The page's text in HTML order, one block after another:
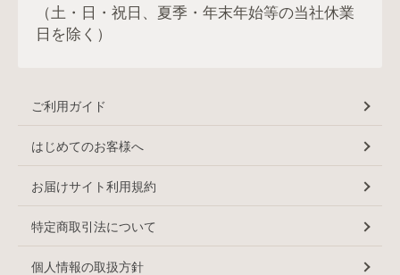
（土・日・祝日、夏季・年末年始等の当社休業
日を除く）
ご利用ガイド
はじめてのお客様へ
お届けサイト利用規約
特定商取引法について
個人情報の取扱方針